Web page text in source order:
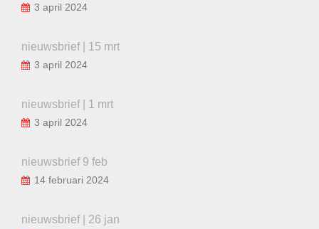
3 april 2024
nieuwsbrief | 15 mrt
3 april 2024
nieuwsbrief | 1 mrt
3 april 2024
nieuwsbrief 9 feb
14 februari 2024
nieuwsbrief | 26 jan